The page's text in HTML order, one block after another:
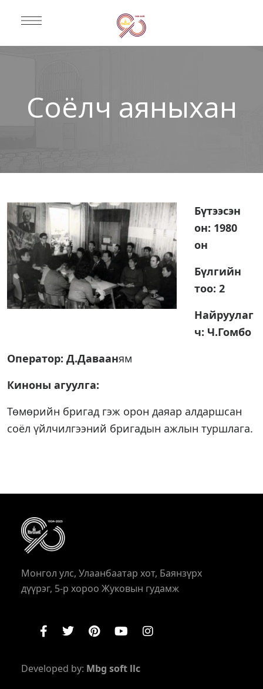
Соёлч аяныхан
Бүтээсэн
он: 1980
он
Бүлгийн
тоо: 2
Найруулаг
ч: Ч.Гомбо
Оператор: Д.Давааням
Киноны агуулга:
Төмөрийн бригад гэж орон даяар алдаршсан
соёл үйлчилгээний бригадын ажлын туршлага.
Монгол улс, Улаанбаатар хот, Баянзүрх
дүүрэг, 5-р хороо Жуковын гудамж
Developed by: Mbg soft llc